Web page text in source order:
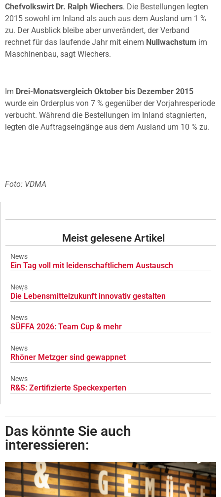
Chefvolkswirt Dr. Ralph Wiechers. Die Bestellungen legten
2015 sowohl im Inland als auch aus dem Ausland um 1 %
zu. Der Ausblick bleibe aber unverändert, der Verband
rechnet für das laufende Jahr mit einem Nullwachstum im
Maschinenbau, sagt Wiechers.
Im Drei-Monatsvergleich Oktober bis Dezember 2015
wurde ein Orderplus von 7 % gegenüber der Vorjahresperiode
verbucht. Während die Bestellungen im Inland stagnierten,
legten die Auftragseingänge aus dem Ausland um 10 % zu.
Foto: VDMA
Meist gelesene Artikel
News
Ein Tag voll mit leidenschaftlichem Austausch
News
Die Lebensmittelzukunft innovativ gestalten
News
SÜFFA 2026: Team Cup & mehr
News
Rhöner Metzger sind gewappnet
News
R&S: Zertifizierte Speckexperten
Das könnte Sie auch
interessieren: